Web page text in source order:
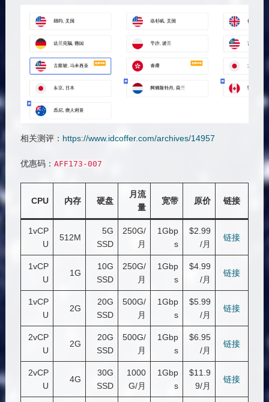
相关测评： https://www.idcoffer.com/archives/14957
优惠码： AFF173 -007
CPU 内存 硬盘
月流
量
宽带 原价 链接
1vCP
U
512M
5G
SSD
250G/
月
1Gbp
s
$2.99
/月
链接
1vCP
U
1G
10G
SSD
250G/
月
1Gbp
s
$4.99
/月
链接
1vCP
U
2G
20G
SSD
500G/
月
1Gbp
s
$5.99
/月
链接
2vCP
U
2G
20G
SSD
500G/
月
1Gbp
s
$6.95
/月
链接
2vCP
U
4G
30G
SSD
1000
G/月
1Gbp
s
$11.9
9/月
链接